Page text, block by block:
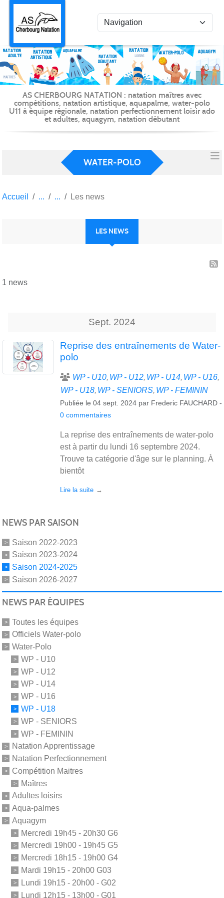
AS CHERBOURG NATATION : natation maîtres avec
compétitions, natation artistique, aquapalme, water-polo
U11 à équipe régionale, natation perfectionnement loisir ado
et adultes, aquagym, natation débutant
WATER-POLO
Accueil Les news
LES NEWS
1 news
Sept. 2024
Reprise des entraînements de Water-
polo
WP - U10 WP - U12 WP - U14 WP - U16
WP - U18 WP - SENIORS WP - FEMININ
Publiée le 04 sept. 2024 par Frederic FAUCHARD -
0 commentaires
La reprise des entraînements de water-polo
est à partir du lundi 16 septembre 2024.
Trouve ta catégorie d'âge sur le planning. À
bientôt
Lire la suite
NEWS PAR SAISON
Saison 2022-2023
Saison 2023-2024
Saison 2024-2025
Saison 2026-2027
NEWS PAR ÉQUIPES
Toutes les équipes
Officiels Water-polo
Water-Polo
WP - U10
WP - U12
WP - U14
WP - U16
WP - U18
WP - SENIORS
WP - FEMININ
Natation Apprentissage
Natation Perfectionnement
Compétition Maitres
Maîtres
Adultes loisirs
Aqua-palmes
Aquagym
Mercredi 19h45 - 20h30 G6
Mercredi 19h00 - 19h45 G5
Mercredi 18h15 - 19h00 G4
Mardi 19h15 - 20h00 G03
Lundi 19h15 - 20h00 - G02
Lundi 12h15 - 13h00 - G01
Panneau de gestion des cookies